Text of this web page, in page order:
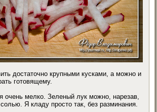
достаточно крупными кусками, а можно и
готовящему.
очень мелко. Зеленый лук можно, нарезав,
Я кладу просто так, без разминания.